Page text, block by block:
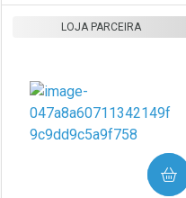
Laboratório
Por Menos
LOJA PARCEIRA
COMPRAR